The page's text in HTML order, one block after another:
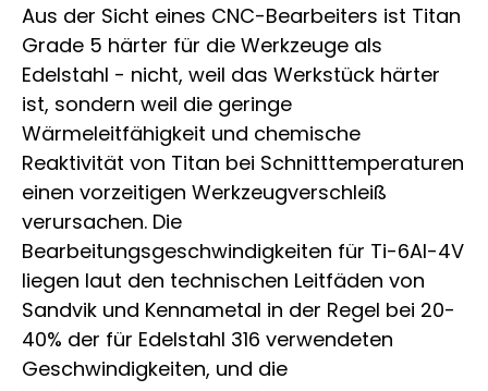
Aus der Sicht eines CNC-Bearbeiters ist Titan
Grade 5 härter für die Werkzeuge als
Edelstahl - nicht, weil das Werkstück härter
ist, sondern weil die geringe
Wärmeleitfähigkeit und chemische
Reaktivität von Titan bei Schnitttemperaturen
einen vorzeitigen Werkzeugverschleiß
verursachen. Die
Bearbeitungsgeschwindigkeiten für Ti-6Al-4V
liegen laut den technischen Leitfäden von
Sandvik und Kennametal in der Regel bei 20-
40% der für Edelstahl 316 verwendeten
Geschwindigkeiten, und die
Korean
Russian
Italian
Arabic